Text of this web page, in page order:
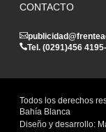
CONTACTO
Tel. (0291)456 4195-
Todos los derechos
Bahía Blanca
Diseño y desarrollo: